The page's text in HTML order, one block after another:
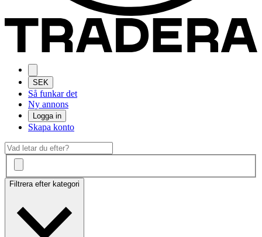
SEK
Så funkar det
Ny annons
Logga in
Skapa konto
Filtrera efter kategori